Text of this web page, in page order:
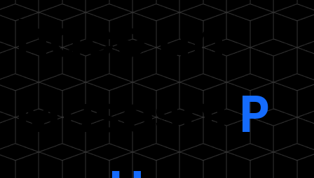
hace un
MusoshiP